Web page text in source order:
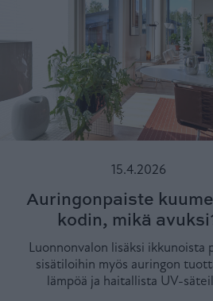
15.4.2026
Auringonpaiste
kodin, mikä
Luonnonvalon lisäksi ikkunoista
sisätiloihin myös auringon
lämpöä ja haitallista UV-